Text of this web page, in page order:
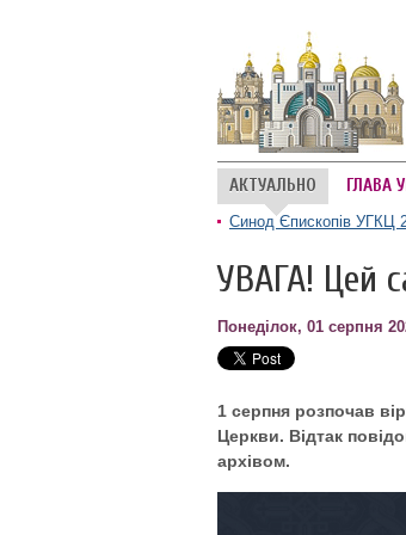
АКТУАЛЬНО ГЛАВА
Синод Єпископів УГКЦ
УВАГА! Цей
Понеділок, 01 серпня
1 серпня розпочав
Церкви. Відтак
архівом.